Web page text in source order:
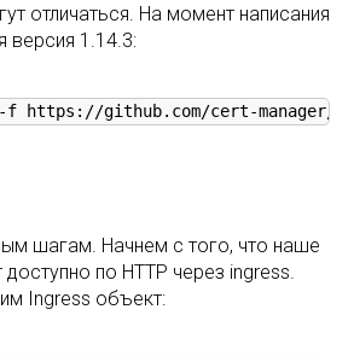
отличаться. На момент написания
версия 1.14.3:
https://github.com/cert-manager/
шагам. Начнем с того, что наше
по HTTP через ingress.
Ingress объект: